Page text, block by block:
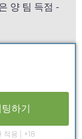
양 팀 득점 -
팅하기
적용 | +18